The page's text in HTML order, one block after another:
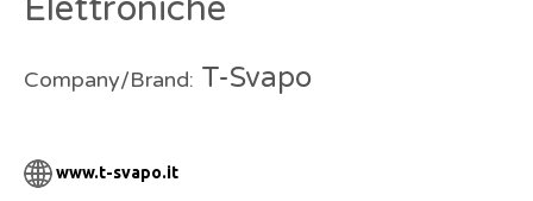
Elettroniche
Company/Brand: T-Svapo
www.t-svapo.it